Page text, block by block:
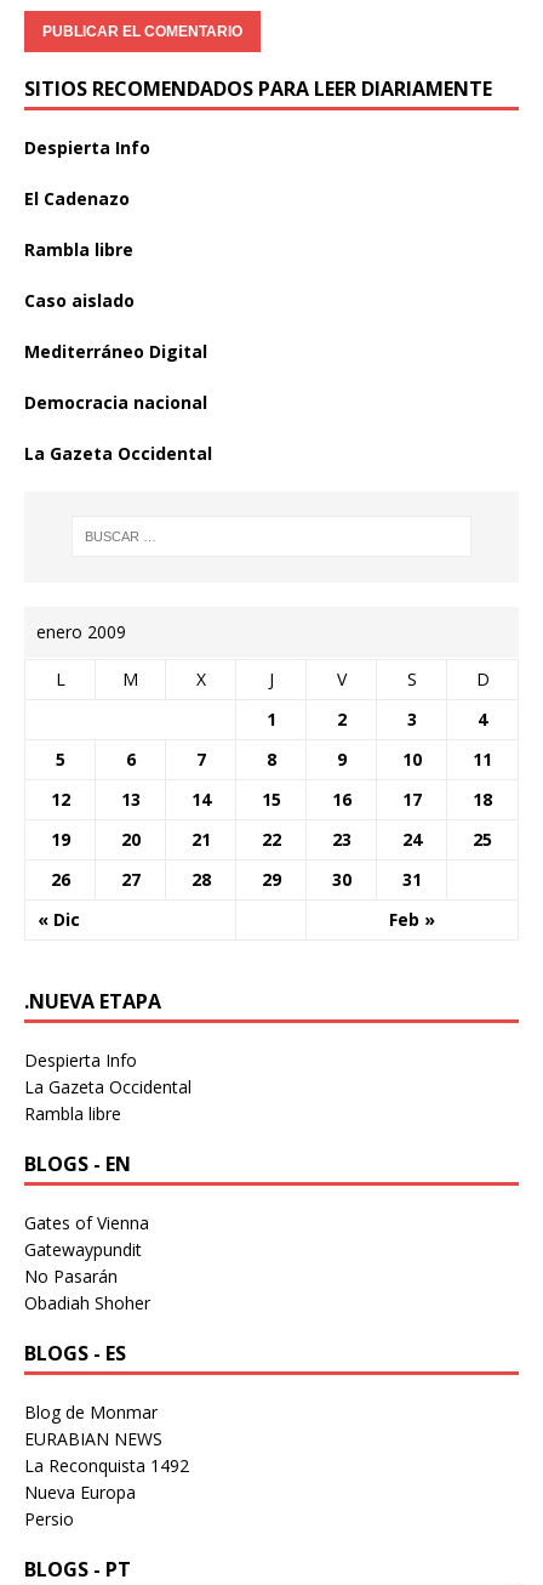
SITIOS RECOMENDADOS PARA LEER DIARIAMENTE
Despierta Info
El Cadenazo
Rambla libre
Caso aislado
Mediterráneo Digital
Democracia nacional
La Gazeta Occidental
enero 2009
L M X J V S D
« Dic Feb »
1 2 3
4
5
6 7 8 9 10
11
12
13 14 15 16 17
18
19
20 21 22 23 24
25
26
27 28 29 30 31
.NUEVA ETAPA
Despierta Info
La Gazeta Occidental
Rambla libre
BLOGS - EN
Gates of Vienna
Gatewaypundit
No Pasarán
Obadiah Shoher
BLOGS - ES
Blog de Monmar
EURABIAN NEWS
La Reconquista 1492
Nueva Europa
Persio
BLOGS - PT